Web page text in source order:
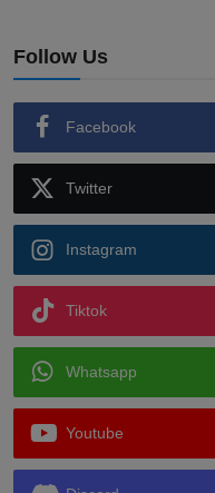
Follow Us
Facebook
Twitter
Instagram
Tiktok
Whatsapp
Youtube